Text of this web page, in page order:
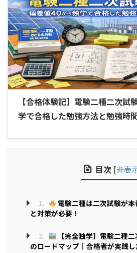
【合格体験記】電験二種二次試
学で合格した勉強方法と勉強時
目次 [非表
1.
電験二種は二次試験が
と対策が必要！
2.
【完全独学】電験二種
のロードマップ｜合格者が実践